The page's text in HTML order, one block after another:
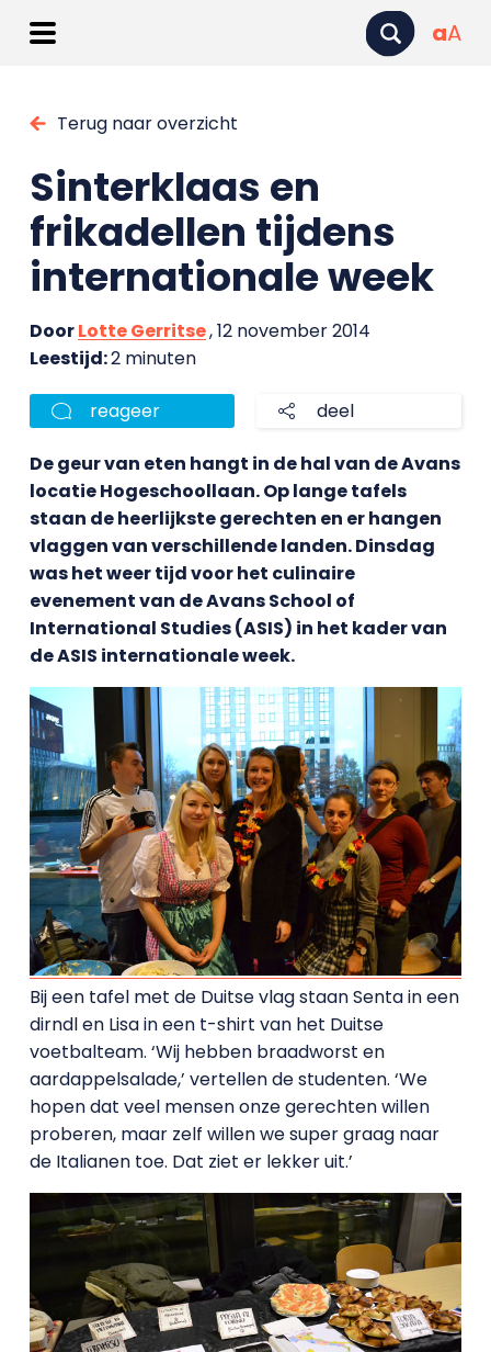
aA
Terug naar overzicht
Sinterklaas en
frikadellen tijdens
internationale week
DoorLotte Gerritse, 12 november 2014
Leestijd:2 minuten
reageer deel
De geur van eten hangt in de hal van de Avans
locatie Hogeschoollaan. Op lange tafels
staan de heerlijkste gerechten en er hangen
vlaggen van verschillende landen. Dinsdag
was het weer tijd voor het culinaire
evenement van de Avans School of
International Studies (ASIS) in het kader van
de ASIS internationale week.
Bij een tafel met de Duitse vlag staan Senta in een
dirndl en Lisa in een t-shirt van het Duitse
voetbalteam. ‘Wij hebben braadworst en
aardappelsalade,’ vertellen de studenten. ‘We
hopen dat veel mensen onze gerechten willen
proberen, maar zelf willen we super graag naar
de Italianen toe. Dat ziet er lekker uit.’